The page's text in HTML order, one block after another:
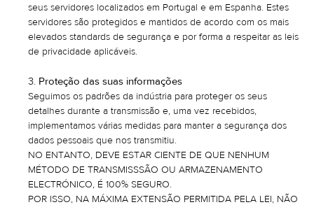
seus servidores localizados em Portugal e em Espanha. Estes
servidores são protegidos e mantidos de acordo com os mais
elevados standards de segurança e por forma a respeitar as leis
de privacidade aplicáveis.
Proteção das suas informações
Seguimos os padrões da indústria para proteger os seus
detalhes durante a transmissão e, uma vez recebidos,
implementamos várias medidas para manter a segurança dos
dados pessoais que nos transmitiu.
NO ENTANTO, DEVE ESTAR CIENTE DE QUE NENHUM
MÉTODO DE TRANSMISSSÃO OU ARMAZENAMENTO
ELECTRÓNICO, É 100% SEGURO.
POR ISSO, NA MÁXIMA EXTENSÃO PERMITIDA PELA LEI, NÃO